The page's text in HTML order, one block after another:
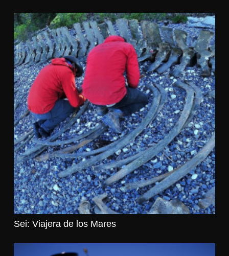
Sei: Viajera de los Mares